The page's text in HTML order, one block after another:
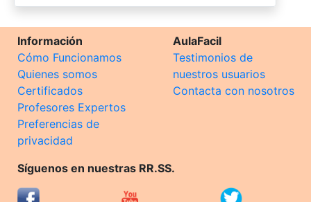
Información
Cómo Funcionamos
Quienes somos
Certificados
Profesores Expertos
Preferencias de
privacidad
AulaFacil
Testimonios de
nuestros usuarios
Contacta con nosotros
Síguenos en nuestras RR.SS.